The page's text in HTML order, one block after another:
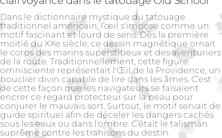
Dans le dictionnaire mystique du tatouage
traditionnel américain, l’œil s'impose comme un
motif fascinant et lourd de sens. Dès la première
moitié du XXe siècle, ce dessin magnétique ornait
le corps des marins superstitieux et des aventuriers
de la route. Traditionnellement, cette figure
omnisciente représentait l'Œil de la Providence, un
bouclier divin capable de lire dans les âmes. C’est
de cette façon que les navigateurs se faisaient
encrer ce regard protecteur sur la peau pour
conjurer le mauvais sort. Surtout, le motif servait de
guide spirituel afin de déceler les dangers cachés
sous les eaux ou dans l'ombre. C’était le talisman
suprême contre les trahisons du destin.